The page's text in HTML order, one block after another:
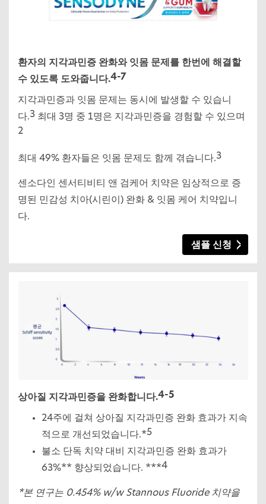
환자의 지각과민증 완화와 잇몸 문제를 한번에 해결할
수 있도록 도와줍니다.4-7
지각과민증과 잇몸 문제는 동시에 발생할 수 있습니
다.3 최대 3명 중 1명은 지각과민증을 경험할 수 있으며
2
최대 49% 환자들은 잇몸 문제도 함께 겪습니다.3
센소다인 센서티비티 앤 검케어 치약은 임상적으로 증
명된 민감성 치아(시린이) 완화 & 잇몸 케어 치약입니
다.
샘플 신청
상아질 지각과민증을 완화합니다.4-5
24주에 걸쳐 상아질 지각과민증 완화 효과가 지속
적으로 개선되었습니다.*5
불소 단독 치약 대비 지각과민증 완화 효과가
63%** 향상되었습니다. ***4
*본 연구는 0.454% w/w Stannous Fluoride 치약을